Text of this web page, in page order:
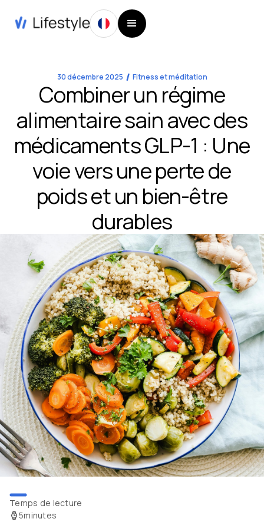
30 décembre 2025 Fitness et méditation
Combiner un régime
alimentaire sain avec des
médicaments GLP-1 : Une
voie vers une perte de
poids et un bien-être
durables
Temps de lecture
5minutes